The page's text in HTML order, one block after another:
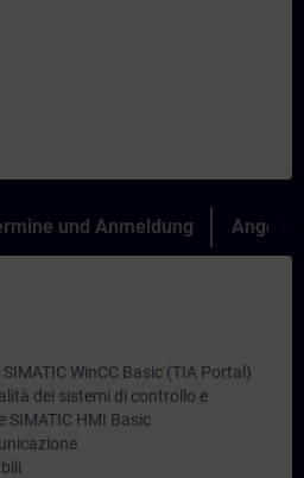
und Anmeldung Angebot
WinCC Basic (TIA Portal)
dei sistemi di controllo e
HMI Basic